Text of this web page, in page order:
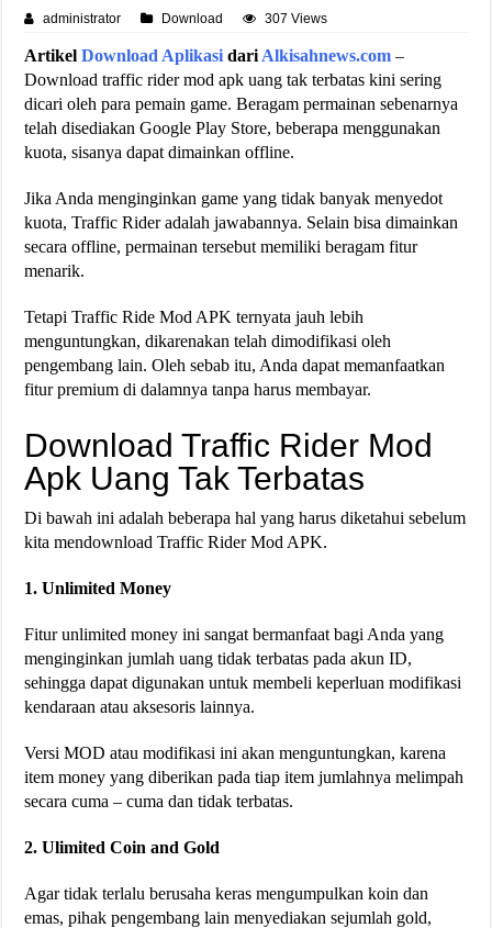
administrator Download 307 Views
ArtikelDownload Aplikasi dari Alkisahnews.com –
Download traffic rider mod apk uang tak terbatas kini sering
dicari oleh para pemain game. Beragam permainan sebenarnya
telah disediakan Google Play Store, beberapa menggunakan
kuota, sisanya dapat dimainkan offline.
Jika Anda menginginkan game yang tidak banyak menyedot
kuota, Traffic Rider adalah jawabannya. Selain bisa dimainkan
secara offline, permainan tersebut memiliki beragam fitur
menarik.
Tetapi Traffic Ride Mod APK ternyata jauh lebih
menguntungkan, dikarenakan telah dimodifikasi oleh
pengembang lain. Oleh sebab itu, Anda dapat memanfaatkan
fitur premium di dalamnya tanpa harus membayar.
Download Traffic Rider Mod
Apk Uang Tak Terbatas
Di bawah ini adalah beberapa hal yang harus diketahui sebelum
kita mendownload Traffic Rider Mod APK.
1. Unlimited Money
Fitur unlimited money ini sangat bermanfaat bagi Anda yang
menginginkan jumlah uang tidak terbatas pada akun ID,
sehingga dapat digunakan untuk membeli keperluan modifikasi
kendaraan atau aksesoris lainnya.
Versi MOD atau modifikasi ini akan menguntungkan, karena
item money yang diberikan pada tiap item jumlahnya melimpah
secara cuma – cuma dan tidak terbatas.
2. Ulimited Coin and Gold
Agar tidak terlalu berusaha keras mengumpulkan koin dan
emas, pihak pengembang lain menyediakan sejumlah gold,